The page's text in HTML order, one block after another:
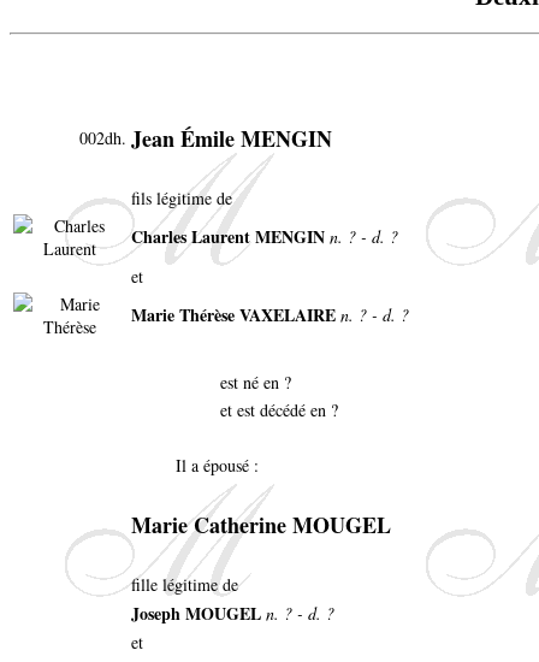
002dh. Jean Émile MENGIN
fils légitime de
Charles Laurent MENGIN n. ? - d. ?
et
Marie Thérèse VAXELAIRE n. ? - d. ?
est né en ?
et est décédé en ?
Il a épousé :
Marie Catherine MOUGEL
fille légitime de
Joseph MOUGEL n. ? - d. ?
et